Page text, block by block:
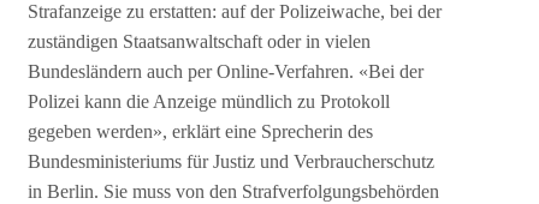
Strafanzeige zu erstatten: auf der Polizeiwache, bei der
zuständigen Staatsanwaltschaft oder in vielen
Bundesländern auch per Online-Verfahren. «Bei der
Polizei kann die Anzeige mündlich zu Protokoll
gegeben werden», erklärt eine Sprecherin des
Bundesministeriums für Justiz und Verbraucherschutz
in Berlin. Sie muss von den Strafverfolgungsbehörden